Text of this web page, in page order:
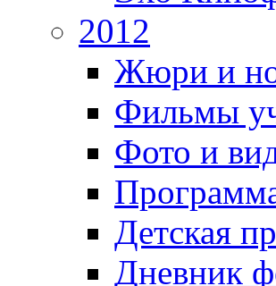
2012
Жюри и
Фильмы
Фото и
Детская
Дневник